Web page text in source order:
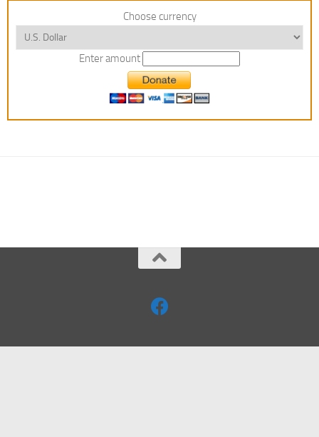
Choose currency
Enter amount